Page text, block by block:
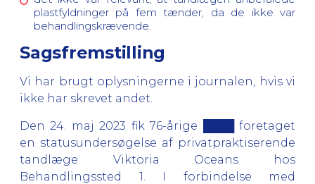
plastfyldninger på fem tænder, da de ikke var
behandlingskrævende.
Sagsfremstilling
Vi har brugt oplysningerne i journalen, hvis vi
ikke har skrevet andet.
Den 24. maj 2023 fik 76-årige ████ foretaget
en statusundersøgelse af privatpraktiserende
tandlæge Viktoria Oceans hos
Behandlingssted 1. I forbindelse med